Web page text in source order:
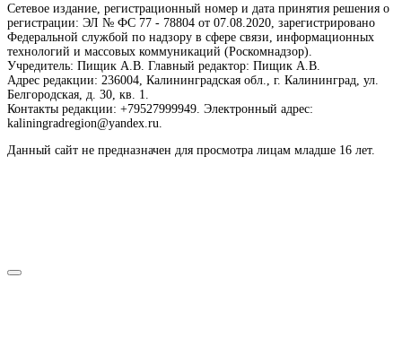
Сетевое издание, регистрационный номер и дата принятия решения о
регистрации: ЭЛ № ФС 77 - 78804 от 07.08.2020, зарегистрировано
Федеральной службой по надзору в сфере связи, информационных
технологий и массовых коммуникаций (Роскомнадзор).
Учредитель: Пищик А.В. Главный редактор: Пищик А.В.
Адрес редакции: 236004, Калининградская обл., г. Калининград, ул.
Белгородская, д. 30, кв. 1.
Контакты редакции: +79527999949. Электронный адрес:
kaliningradregion@yandex.ru.
Данный сайт не предназначен для просмотра лицам младше 16 лет.